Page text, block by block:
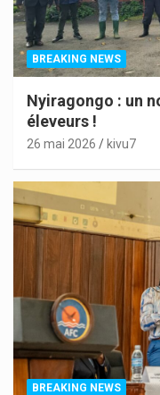
BREAKING NEWS
Nyiragongo : un
éleveurs !
26 mai 2026 kivu7
BREAKING NEWS